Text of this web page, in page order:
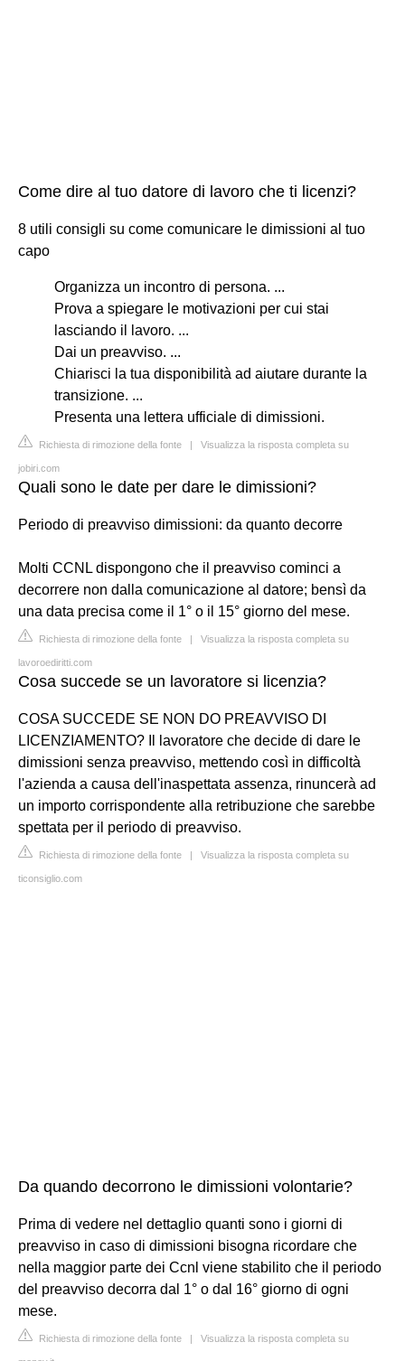
Come dire al tuo datore di lavoro che ti licenzi?
8 utili consigli su come comunicare le dimissioni al tuo
capo
Organizza un incontro di persona. ...
Prova a spiegare le motivazioni per cui stai
lasciando il lavoro. ...
Dai un preavviso. ...
Chiarisci la tua disponibilità ad aiutare durante la
transizione. ...
Presenta una lettera ufficiale di dimissioni.
Richiesta di rimozione della fonte | Visualizza la risposta completa su
jobiri.com
Quali sono le date per dare le dimissioni?
Periodo di preavviso dimissioni: da quanto decorre
Molti CCNL dispongono che il preavviso cominci a
decorrere non dalla comunicazione al datore; bensì da
una data precisa come il 1° o il 15° giorno del mese.
Richiesta di rimozione della fonte | Visualizza la risposta completa su
lavoroediritti.com
Cosa succede se un lavoratore si licenzia?
COSA SUCCEDE SE NON DO PREAVVISO DI
LICENZIAMENTO? Il lavoratore che decide di dare le
dimissioni senza preavviso, mettendo così in difficoltà
l'azienda a causa dell'inaspettata assenza, rinuncerà ad
un importo corrispondente alla retribuzione che sarebbe
spettata per il periodo di preavviso.
Richiesta di rimozione della fonte | Visualizza la risposta completa su
ticonsiglio.com
Da quando decorrono le dimissioni volontarie?
Prima di vedere nel dettaglio quanti sono i giorni di
preavviso in caso di dimissioni bisogna ricordare che
nella maggior parte dei Ccnl viene stabilito che il periodo
del preavviso decorra dal 1° o dal 16° giorno di ogni
mese.
Richiesta di rimozione della fonte | Visualizza la risposta completa su